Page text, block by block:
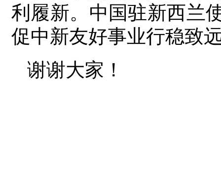
利履新。中国驻新西兰
促中新友好事业行稳致
谢谢大家！